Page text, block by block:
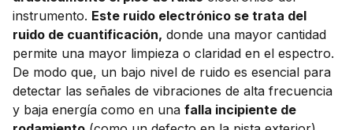
instrumento. Este ruido electrónico se trata del
ruido de cuantificación, donde una mayor cantidad
permite una mayor limpieza o claridad en el espectro.
De modo que, un bajo nivel de ruido es esencial para
detectar las señales de vibraciones de alta frecuencia
y baja energía como en una falla incipiente de